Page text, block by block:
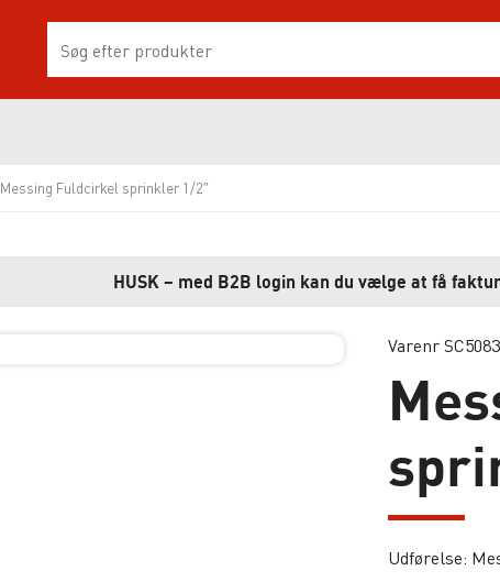
Messing Fuldcirkel sprinkler 1/2″
HUSK – med B2B login kan du vælge at få
Varenr
Udførelse: